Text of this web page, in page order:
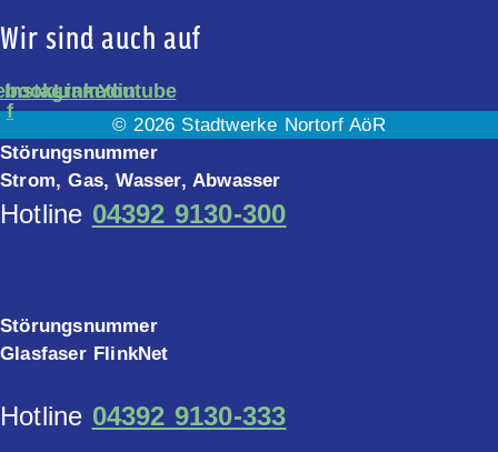
Wir sind auch auf
f
Instagram
LinkedinYoutube
© 2026 Stadtwerke Nortorf AöR
Störungsnummer
Strom, Gas, Wasser, Abwasser
Hotline 04392 9130-300
Störungsnummer
Glasfaser FlinkNet
Hotline 04392 9130-333